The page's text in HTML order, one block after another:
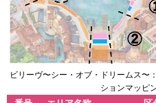
ビリーヴ〜シー・オブ・ドリームス〜
ションマッピ